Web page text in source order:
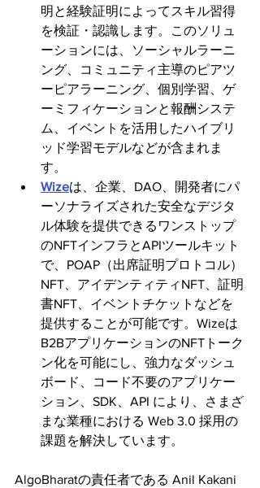
明と経験証明によってスキル習得
を検証・認識します。このソリュ
ーションには、ソーシャルラーニ
ング、コミュニティ主導のピアツ
ーピアラーニング、個別学習、ゲ
ーミフィケーションと報酬システ
ム、イベントを活用したハイブリ
ッド学習モデルなどが含まれま
す。
Wizeは、企業、DAO、開発者にパ
ーソナライズされた安全なデジタ
ル体験を提供できるワンストップ
のNFTインフラとAPIツールキット
で、POAP（出席証明プロトコル）
NFT、アイデンティティNFT、証明
書NFT、イベントチケットなどを
提供することが可能です。Wizeは
B2BアプリケーションのNFTトーク
ン化を可能にし、強力なダッシュ
ボード、コード不要のアプリケー
ション、SDK、API により、さまざ
まな業種における Web 3.0 採用の
課題を解決しています。
AlgoBharatの責任者である Anil Kakani